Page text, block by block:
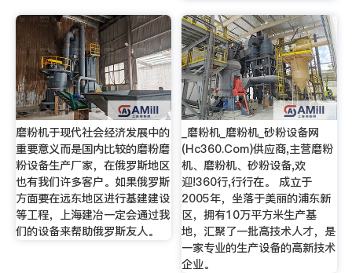
磨粉机于现代社会经济发展中的
重要意义而是国内比较的磨粉磨
粉设备生产厂家，在俄罗斯地区
也有我们许多客户。如果俄罗斯
方面要在远东地区进行基建建设
等工程，上海建冶一定会通过我
们的设备来帮助俄罗斯友人。
_磨粉机_磨粉机_砂粉设备网
(Hc360.Com)供应商,主营磨粉
机、磨粉机、砂粉设备,欢
迎!360行,行行在。 成立于
2005年，坐落于美丽的浦东新
区，拥有10万平方米生产基
地，汇聚了一批高技术人才，是
一家专业的生产设备的高新技术
企业。